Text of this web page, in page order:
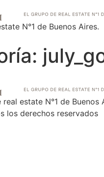
N°1 de Buenos Aires.
estate N°1 de Buenos
los derechos reservados